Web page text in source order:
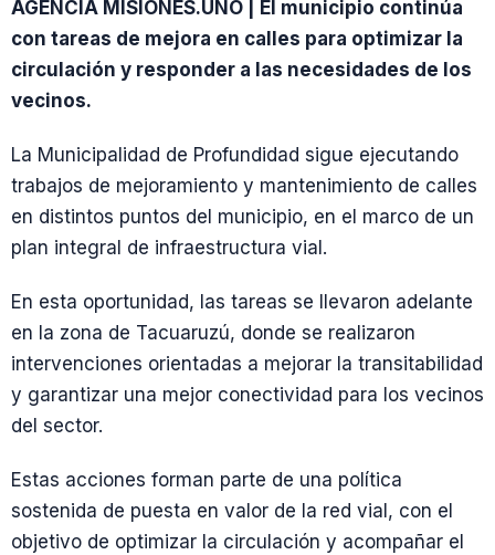
AGENCIA MISIONES.UNO | El municipio continúa
con tareas de mejora en calles para optimizar la
circulación y responder a las necesidades de los
vecinos.
La Municipalidad de Profundidad sigue ejecutando
trabajos de mejoramiento y mantenimiento de calles
en distintos puntos del municipio, en el marco de un
plan integral de infraestructura vial.
En esta oportunidad, las tareas se llevaron adelante
en la zona de Tacuaruzú, donde se realizaron
intervenciones orientadas a mejorar la transitabilidad
y garantizar una mejor conectividad para los vecinos
del sector.
Estas acciones forman parte de una política
sostenida de puesta en valor de la red vial, con el
objetivo de optimizar la circulación y acompañar el